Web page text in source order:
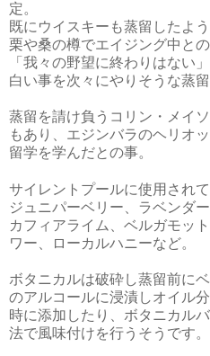
定。
既にウイスキーも蒸留したよ
栗や桑の樽でエイジング中との
「我々の野望に終わりはない
白い事を次々にやりそうな蒸留
蒸留を請け負うコリン・メイ
もあり、エジンバラのヘリオ
留学を学んだとの事。
サイレントプールに使用され
ジュニパーベリー、ラベンダ
カフィアライム、ベルガモッ
ワー、ローカルハニーなど。
ボタニカルは破砕し蒸留前に
のアルコールに浸漬しオイル
時に添加したり、ボタニカル
法で風味付けを行うそうです。